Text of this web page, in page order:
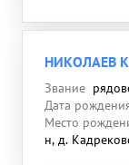
НИКОЛАЕВ
Звание
Дата
Место
н, д.